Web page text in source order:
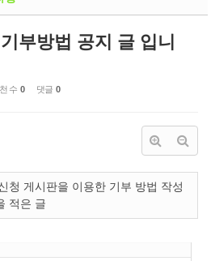
부방법 공지 글 입니
수 0 댓글 0
청 게시판을 이용한 기부 방법 작성
적은 글